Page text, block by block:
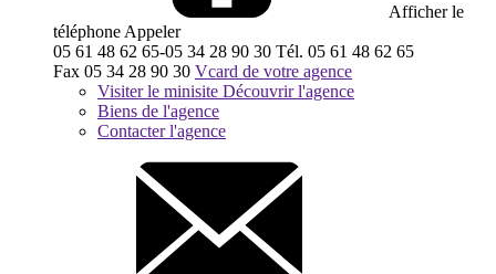
Afficher le
téléphone Appeler
05 61 48 62 65-05 34 28 90 30 Tél. 05 61 48 62 65
Fax 05 34 28 90 30 Vcard de votre agence
Visiter le minisite Découvrir l'agence
Biens de l'agence
Contacter l'agence